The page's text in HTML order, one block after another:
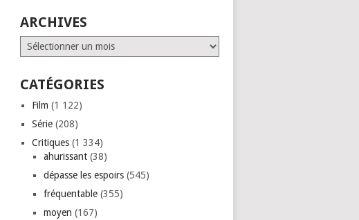
ARCHIVES
Archives
CATÉGORIES
Film (1 122)
Série (208)
Critiques (1 334)
ahurissant (38)
dépasse les espoirs (545)
fréquentable (355)
moyen (167)